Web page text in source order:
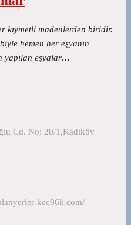
kıymetli madenlerden biridir.
hemen her eşyanın
yapılan eşyalar…
Cd. No: 20/1,Kadıköy
kec96k.com/